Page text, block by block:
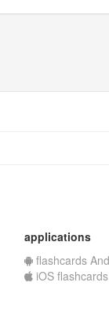
applications
flashcards
iOS flashcards